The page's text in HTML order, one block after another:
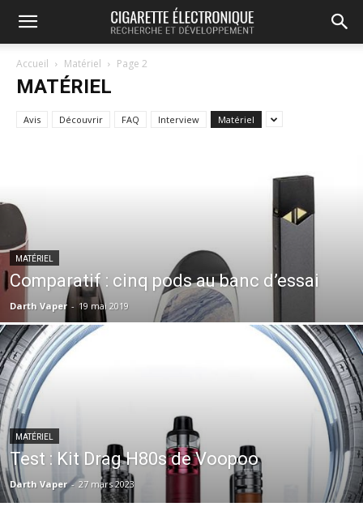
Accueil Matériel Page 2
MATÉRIEL
Avis Découvrir FAQ Interview Matériel
MATÉRIEL
Comparatif : cinq pods au banc d’essai
Darth Vaper - 19 mai 2019
MATÉRIEL
Test : Kit Drag H80s de Voopoo
Darth Vaper - 27 mars 2023